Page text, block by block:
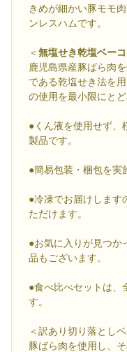
きめが細かい豚モモ
ンレスハムです。
＜無塩せき乾塩ベー
鹿児島県産豚ばら肉
である乾塩せき法を
の使用を最小限にと
●くん液を使用せず、
製品です。
●簡易包装・梱包を実
●冷凍でお届けします
ただけます。
●お気に入りが見つか
品もございます。
●食べ比べセットは、
す。
＜訳あり切り落とし
豚ばら肉を使用し、